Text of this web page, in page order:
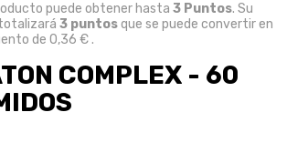
puede obtener hasta 3 Puntos. Su
3 puntosque se puede convertir en
de 0,36 €.
COMPLEX - 60